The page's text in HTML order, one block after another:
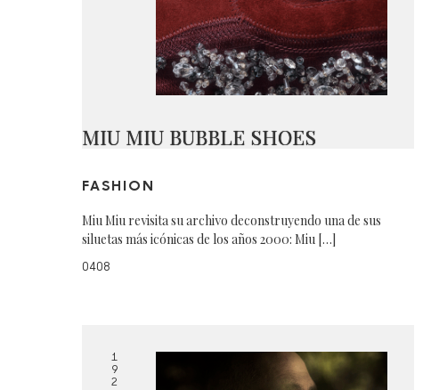
MIU MIU BUBBLE SHOES
FASHION
Miu Miu revisita su archivo deconstruyendo una de sus
siluetas más icónicas de los años 2000: Miu […]
0408
1
9
2